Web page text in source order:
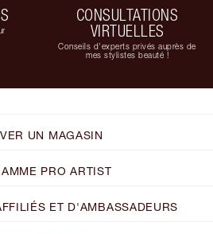
CONSULTATIONS
VIRTUELLES
Conseils d'experts privés auprès de
mes stylistes beauté !
UN MAGASIN
PRO ARTIST
ET D'AMBASSADEURS